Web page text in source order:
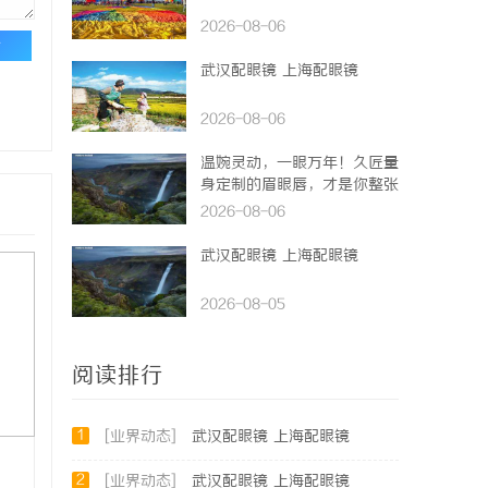
2026-08-06
武汉配眼镜 上海配眼镜
2026-08-06
温婉灵动，一眼万年！久匠量
身定制的眉眼唇，才是你整张
脸的点睛之笔！淡颜系女生的
2026-08-06
武汉配眼镜 上海配眼镜
2026-08-05
阅读排行
1 [业界动态] 武汉配眼镜 上海配眼镜
2 [业界动态] 武汉配眼镜 上海配眼镜